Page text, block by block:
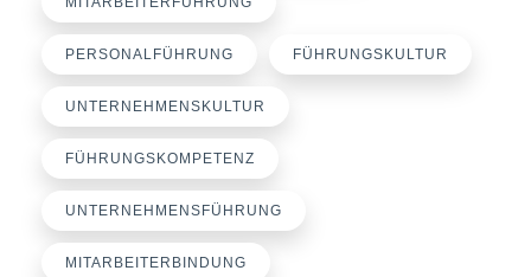
PERSONALFÜHRUNG FÜHRUNGSKULTUR
UNTERNEHMENSKULTUR
FÜHRUNGSKOMPETENZ
UNTERNEHMENSFÜHRUNG
MITARBEITERBINDUNG